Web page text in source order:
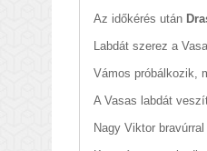
Az időkérés után
Labdát szerez a
Vámos próbálkozik,
A Vasas labdát
Nagy Viktor